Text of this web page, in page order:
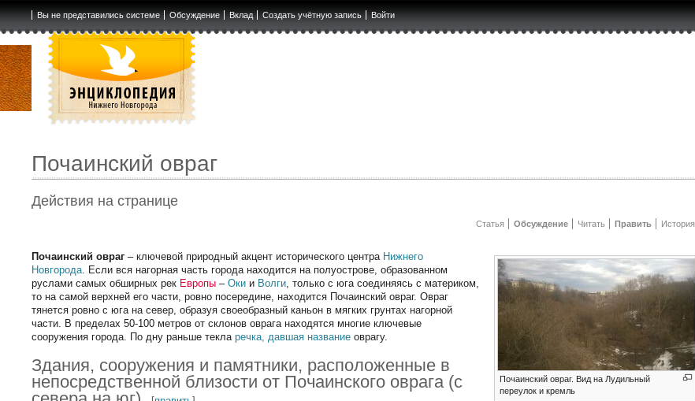
Вы не представились системе Обсуждение Вклад Создать учётную запись Войти
Почаинский овраг
Действия на странице
Статья Обсуждение Читать Править История
Почаинский овраг. Вид на Лудильный
переулок и кремль
Почаинский овраг – ключевой природный акцент исторического центра Нижнего
Новгорода. Если вся нагорная часть города находится на полуострове, образованном
руслами самых обширных рек Европы –Оки и Волги, только с юга соединяясь с материком,
то на самой верхней его части, ровно посередине, находится Почаинский овраг. Овраг
тянется ровно с юга на север, образуя своеобразный каньон в мягких грунтах нагорной
части. В пределах 50-100 метров от склонов оврага находятся многие ключевые
сооружения города. По дну раньше текларечка, давшая название оврагу.
Здания, сооружения и памятники, расположенные в
непосредственной близости от Почаинского оврага (с